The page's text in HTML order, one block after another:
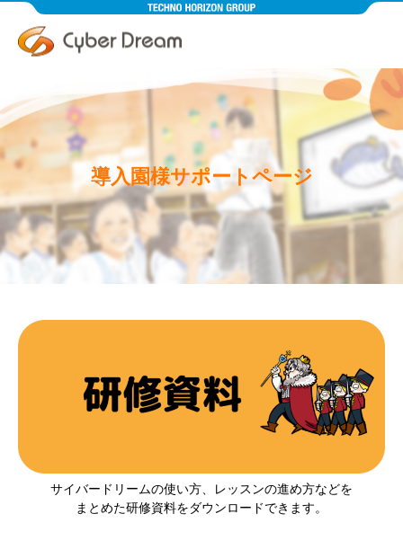
導入園様サポートページ
サイバードリームの使い方、レッスンの進め方などを
まとめた研修資料をダウンロードできます。